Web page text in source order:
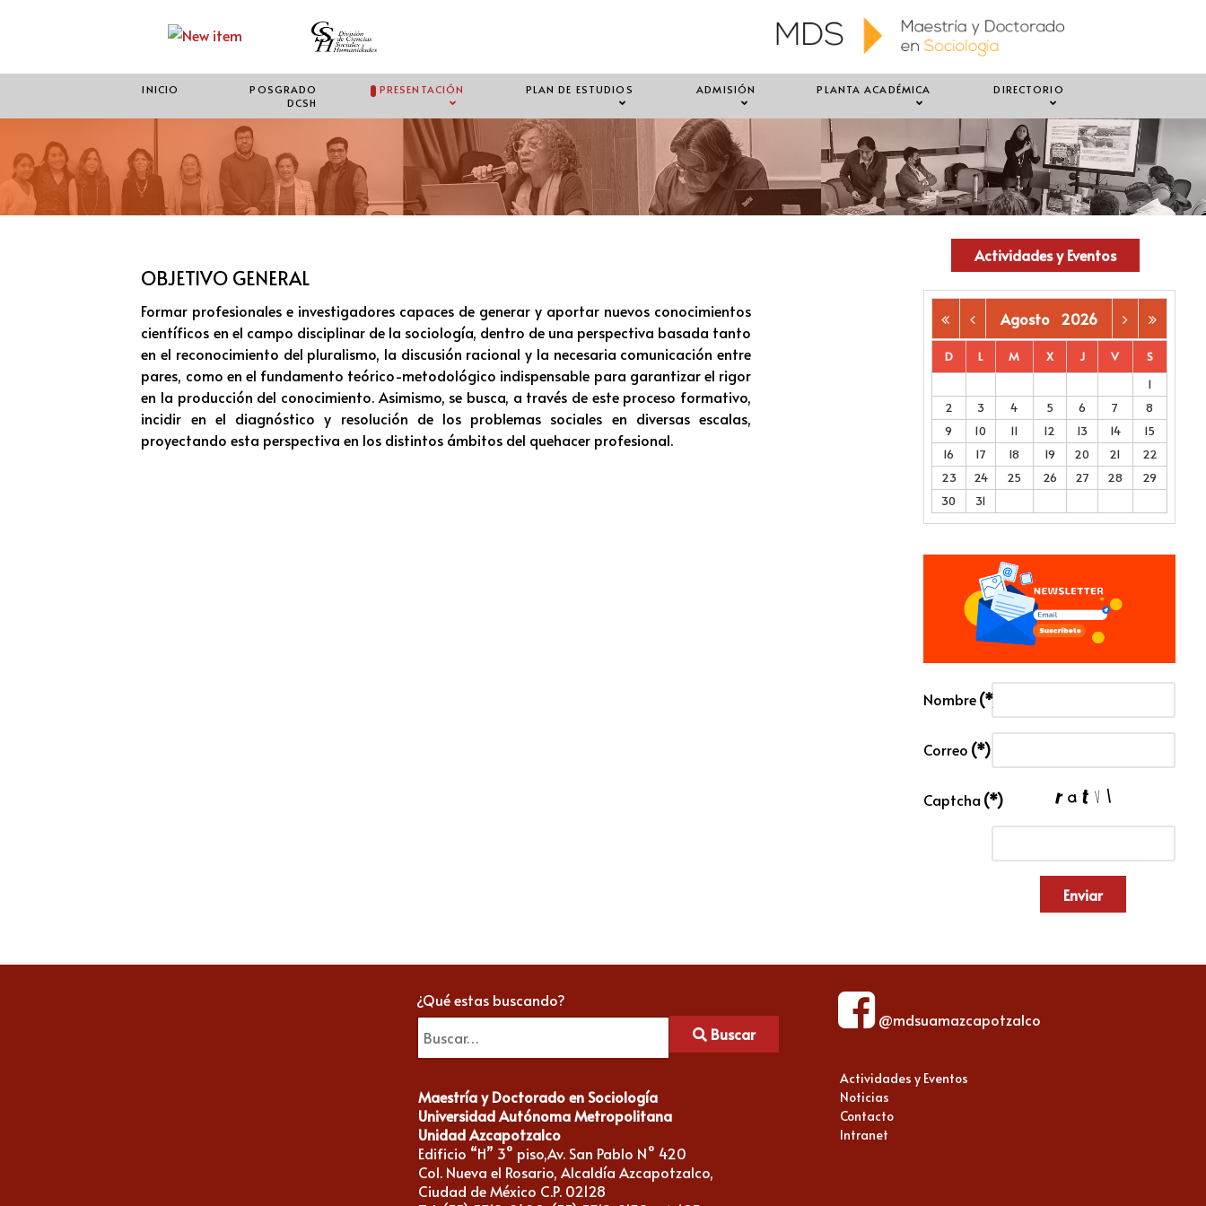
INICIO
POSGRADO
DCSH
PRESENTACIÓN PLAN DE ESTUDIOS ADMISIÓN PLANTA ACADÉMICA DIRECTORIO
OBJETIVO GENERAL
Formar profesionales e investigadores capaces de generar y aportar nuevos conocimientos
científicos en el campo disciplinar de la sociología, dentro de una perspectiva basada tanto
en el reconocimiento del pluralismo, la discusión racional y la necesaria comunicación entre
pares, como en el fundamento teórico-metodológico indispensable para garantizar el rigor
en la producción del conocimiento. Asimismo, se busca, a través de este proceso formativo,
incidir en el diagnóstico y resolución de los problemas sociales en diversas escalas,
proyectando esta perspectiva en los distintos ámbitos del quehacer profesional.
Actividades y Eventos
Agosto 2026
D L M X J V
S
1
2
3 4 5 6 7
8
9
10 11 12 13 14
15
16
17 18 19 20 21
22
23
24 25 26 27 28
29
30
31
Nombre (*)
Correo (*)
Captcha (*)
Enviar
¿Qué estas buscando?
Buscar
@mdsuamazcapotzalco
Maestría y Doctorado en Sociología
Universidad Autónoma Metropolitana
Unidad Azcapotzalco
Edificio “H” 3° piso,Av. San Pablo N° 420
Col. Nueva el Rosario, Alcaldía Azcapotzalco,
Ciudad de México C.P. 02128
Actividades y Eventos
Noticias
Contacto
Intranet